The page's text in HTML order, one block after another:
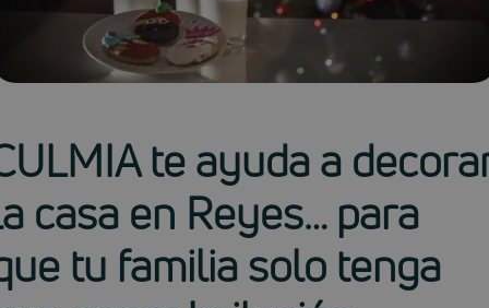
te ayuda a
casa en Reyes… para
tu familia solo tenga